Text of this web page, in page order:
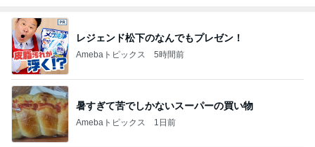
レジェンド松下のなんでもプレゼン！
Amebaトピックス 5時間前
暑すぎて苦でしかないスーパーの買い物
Amebaトピックス 1日前